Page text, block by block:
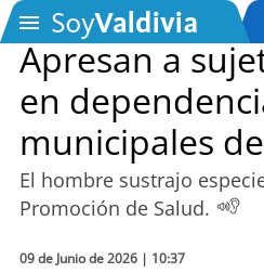
SOYTV
Podcast
Apresan a
en
municipales
El hombre sustrajo
Promoción de Salud.
09 de Junio de 2026 | 10:37